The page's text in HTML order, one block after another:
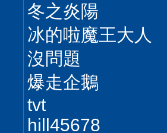
冬之炎陽
冰的啦魔王大人
沒問題
爆走企鵝
tvt
hill45678